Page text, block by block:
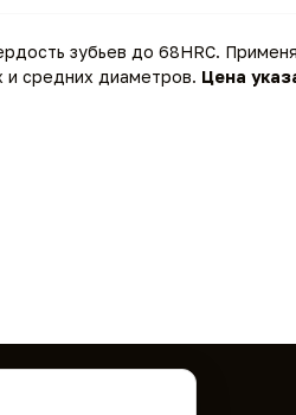
зубьев до 68HRC.
средних диаметров. Цена